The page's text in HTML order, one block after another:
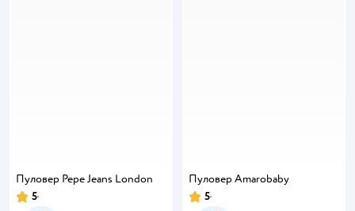
Пуловер Pepe Jeans London
Рейтинг:
5
Пуловер Amarobaby
Рейтинг:
5